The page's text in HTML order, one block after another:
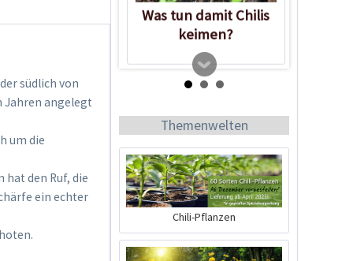
südlich von
Jahren angelegt
um die
hat den Ruf, die
ein echter
Was tun damit Chilis
keimen?
BIO Chili-Dünger
Themenwelten
Chili-Pflanzen